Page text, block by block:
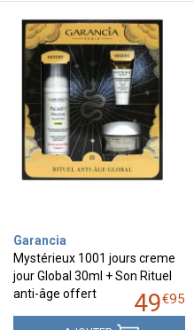
Garancia
Mystérieux 1001 jours creme
jour Global 30ml + Son Rituel
anti-âge offert
49€95